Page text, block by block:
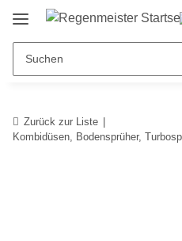
Zurück zur Liste
Kombidüsen, Bodensprüher,